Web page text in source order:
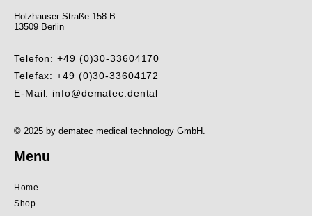
Holzhauser Straße 158 B
13509 Berlin
Telefon: +49 (0)30-33604170
Telefax: +49 (0)30-33604172
E-Mail: info@dematec.dental
© 2025 by dematec medical technology GmbH.
Menu
Home
Shop